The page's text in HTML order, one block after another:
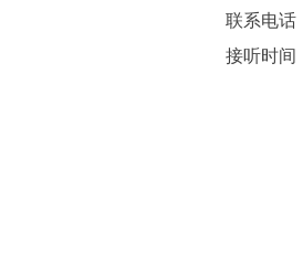
联系电话：
接听时间：